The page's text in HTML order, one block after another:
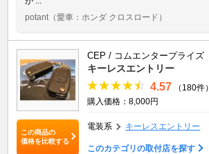
potant （愛車：ホンダ クロスロード）
この商品の
価格を比較する
CEP / コムエンタープライズ
キーレスエントリー
4.57
（180件）
購入価格：8,000円
電装系 キーレスエントリー
このカテゴリの取付店を探す